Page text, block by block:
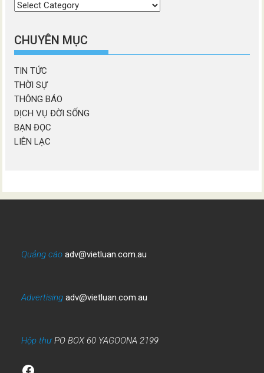
Chọn
mục
CHUYÊN MỤC
TIN TỨC
THỜI SỰ
THÔNG BÁO
DỊCH VỤ ĐỜI SỐNG
BẠN ĐỌC
LIÊN LẠC
Quảng cáo adv@vietluan.com.au
Advertising adv@vietluan.com.au
Hộp thưPO BOX 60 YAGOONA 2199